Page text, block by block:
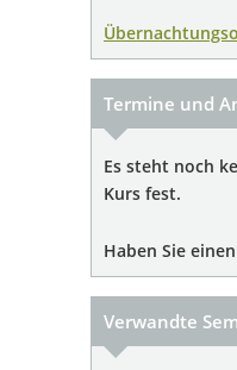
Termine und
Es steht noch
Kurs fest.
Haben Sie einen
Verwandte